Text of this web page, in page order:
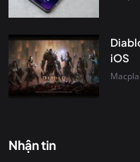
iOS
Nhận tin